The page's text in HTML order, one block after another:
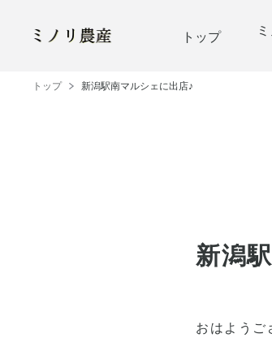
トップ
トップ 新潟駅南マルシェに出店♪
新潟
おはようご